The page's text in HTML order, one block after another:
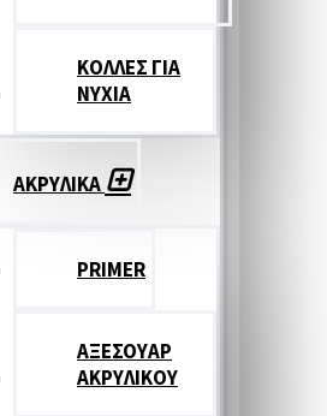
ΚΟΛΛΕΣ ΓΙΑ
ΝΥΧΙΑ
ΑΚΡΥΛΙΚΑ
PRIMER
ΑΞΕΣΟΥΑΡ
ΑΚΡΥΛΙΚΟΥ